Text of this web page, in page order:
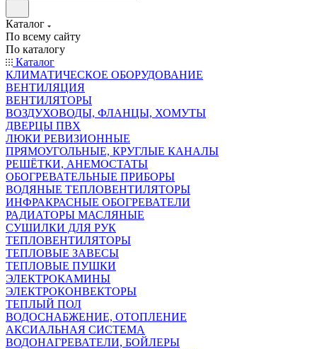
Каталог
По всему сайту
По каталогу
Каталог
КЛИМАТИЧЕСКОЕ ОБОРУДОВАНИЕ
ВЕНТИЛЯЦИЯ
ВЕНТИЛЯТОРЫ
ВОЗДУХОВОДЫ, ФЛАНЦЫ, ХОМУТЫ
ДВЕРЦЫ ПВХ
ЛЮКИ РЕВИЗИОННЫЕ
ПРЯМОУГОЛЬНЫЕ, КРУГЛЫЕ КАНАЛЫ
РЕШЁТКИ, АНЕМОСТАТЫ
ОБОГРЕВАТЕЛЬНЫЕ ПРИБОРЫ
ВОДЯНЫЕ ТЕПЛОВЕНТИЛЯТОРЫ
ИНФРАКРАСНЫЕ ОБОГРЕВАТЕЛИ
РАДИАТОРЫ МАСЛЯНЫЕ
СУШИЛКИ ДЛЯ РУК
ТЕПЛОВЕНТИЛЯТОРЫ
ТЕПЛОВЫЕ ЗАВЕСЫ
ТЕПЛОВЫЕ ПУШКИ
ЭЛЕКТРОКАМИНЫ
ЭЛЕКТРОКОНВЕКТОРЫ
ТЕПЛЫЙ ПОЛ
ВОДОСНАБЖЕНИЕ, ОТОПЛЕНИЕ
АКСИАЛЬНАЯ СИСТЕМА
ВОДОНАГРЕВАТЕЛИ, БОЙЛЕРЫ